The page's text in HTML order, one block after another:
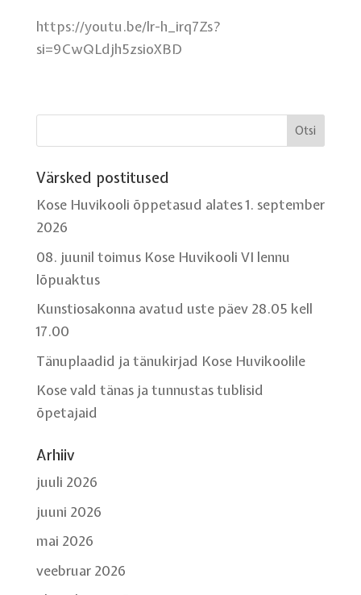
https://youtu.be/lr-h_irq7Zs?
si=9CwQLdjh5zsioXBD
Värsked postitused
Kose Huvikooli õppetasud alates 1. september
2026
08. juunil toimus Kose Huvikooli VI lennu
lõpuaktus
Kunstiosakonna avatud uste päev 28.05 kell
17.00
Tänuplaadid ja tänukirjad Kose Huvikoolile
Kose vald tänas ja tunnustas tublisid
õpetajaid
Arhiiv
juuli 2026
juuni 2026
mai 2026
veebruar 2026